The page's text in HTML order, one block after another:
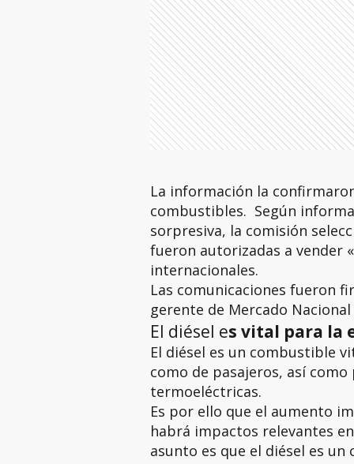
La información la
combustibles. Según
sorpresiva, la comisión
fueron autorizadas a vender
internacionales.
Las comunicaciones fueron
gerente de Mercado Nacional
El diésel es vital para la
El diésel es un combustible
como de pasajeros, así
termoeléctricas.
Es por ello que el aumento
habrá impactos relevantes
asunto es que el diésel es un